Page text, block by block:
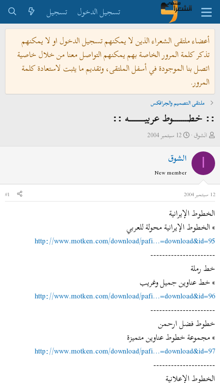
تسجيل الدخول
تسجيل
أعضاء ملتقى الشعراء الذين لا يمكنهم تسجيل الدخول او لا يمكنهم
تذكر كلمة المرور الخاصة بهم يمكنهم التواصل معنا من خلال خاصية
اتصل بنا الموجودة في أسفل الملتقى، وتقديم ما يثبت لاستعادة كلمة
المرور.
ملتقى التصميم والجرافكس
:: خطــــــــوط عربيــــــــه ::
ب
ئ
م
و
ض
ع
الشوق
ت
ر
ل
ب
د
ء
12 سبتمبر 2004
الشوق
New member
12 سبتمبر 2004
#1
الخطوط الإيرانية
» الخطوط الإيرانية محولة للعربي
http://www.motken.com/download/pafi...=download&id=95
----------------------
خط رملة
» خط عناوين جميل وغريب
http://www.motken.com/download/pafi...=download&id=96
----------------------
خطوط فضل ارحمن
» مجموعة خطوط عناوين متميزة
http://www.motken.com/download/pafi...=download&id=97
---------------------
الخطوط الإعلانية